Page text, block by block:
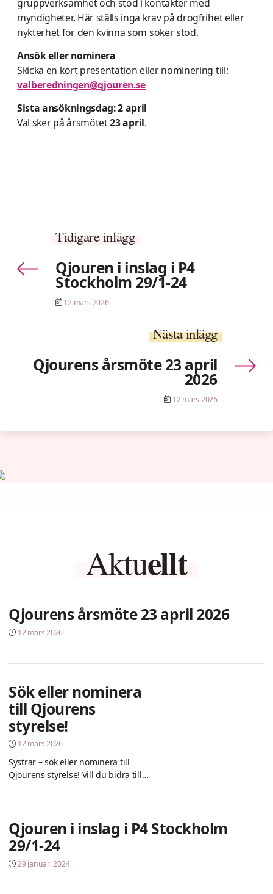
gruppverksamhet och stöd i kontakter med
myndigheter. Här ställs inga krav på drogfrihet eller
nykterhet för den kvinna som söker stöd.
Ansök eller nominera
Skicka en kort presentation eller nominering till:
valberedningen@qjouren.se
Sista ansökningsdag: 2 april
Val sker på årsmötet23 april.
Tidigare inlägg
Qjouren i inslag i P4
Stockholm 29/1-24
12 mars 2026
Nästa inlägg
Qjourens årsmöte 23 april
2026
12 mars 2026
Aktuellt
Qjourens årsmöte 23 april 2026
12 mars 2026
Sök eller nominera
till Qjourens
styrelse!
12 mars 2026
Systrar – sök eller nominera till
Qjourens styrelse! Vill du bidra till
våld mot kvinnor? Qjouren söker
styrelsen och bidra med tid, erfarenhet
och kompetens. Styrelsen arbetar
strategiskt med
verksamhetsutveckling, budget och
Qjouren i inslag i P4 Stockholm
29/1-24
29 januari 2024